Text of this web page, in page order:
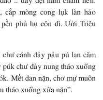
mòng cong lụk làn hảo
phủ hụ côn đì. Ưởi Triệu
cánh đảy pảu pú lạn căm
chư đảy nung tháo xuổng
Mết dan nặn, chơ mự muôn
tháo xuổng xửa nặn”.